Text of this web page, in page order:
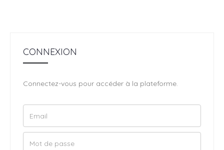
CONNEXION
Connectez-vous pour accéder à la plateforme.